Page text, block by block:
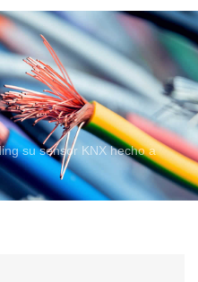
su sensor KNX hecho a